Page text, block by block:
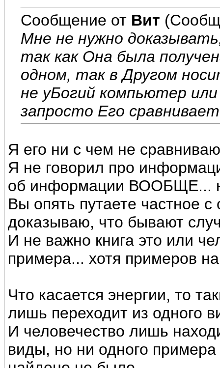
Сообщение от Вит
Мне не нужно
так как Она была
одном, так в Другом
не уБогий компьютер
запросто Его
Я его ни с чем не
Я не говорил про
об информации ВООБЩЕ...
Вы опять путаете частное
доказываю, что бывают
И не важно книга это или
примера... хотя примеров
Что касается энергии, то
лишь переходит из одного
И человечество лишь
виды, но ни одного